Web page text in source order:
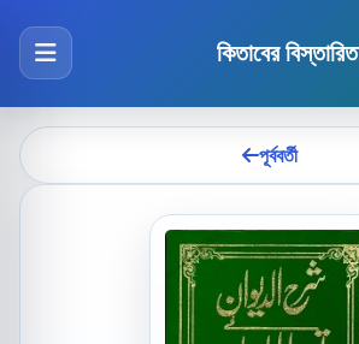
কিতাবের বিস্তারিত
পূর্ববর্তী